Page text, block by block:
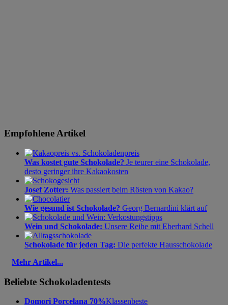
Empfohlene Artikel
Was kostet gute Schokolade? Je teurer eine Schokolade,
desto geringer ihre Kakaokosten
Josef Zotter: Was passiert beim Rösten von Kakao?
Wie gesund ist Schokolade? Georg Bernardini klärt auf
Wein und Schokolade: Unsere Reihe mit Eberhard Schell
Schokolade für jeden Tag: Die perfekte Hausschokolade
Mehr Artikel...
Beliebte Schokoladentests
Domori Porcelana 70%Klassenbeste